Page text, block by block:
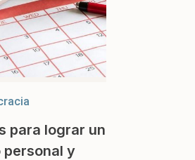
para lograr un
personal y